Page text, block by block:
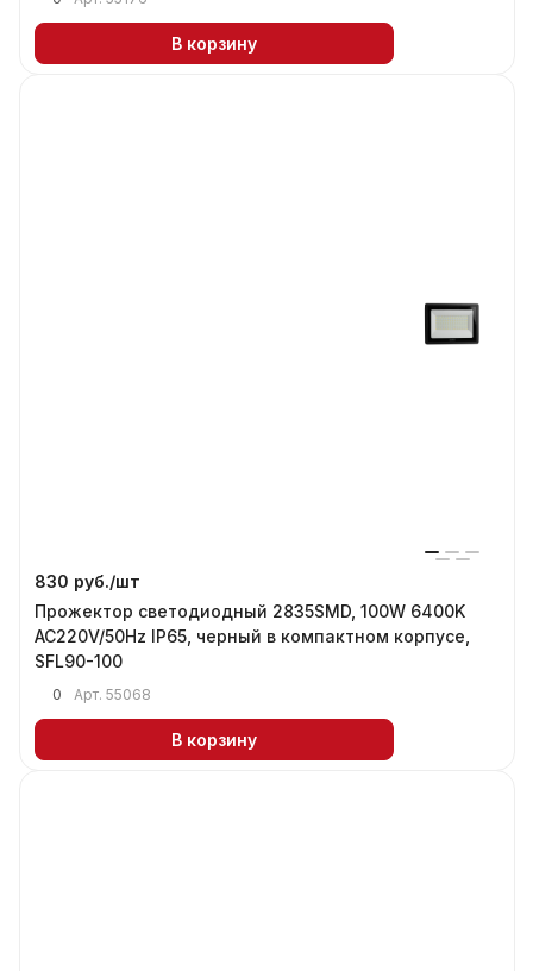
В корзину
830 руб./шт
Прожектор светодиодный 2835SMD, 100W 6400K
AC220V/50Hz IP65, черный в компактном корпусе,
SFL90-100
0 Арт. 55068
В корзину